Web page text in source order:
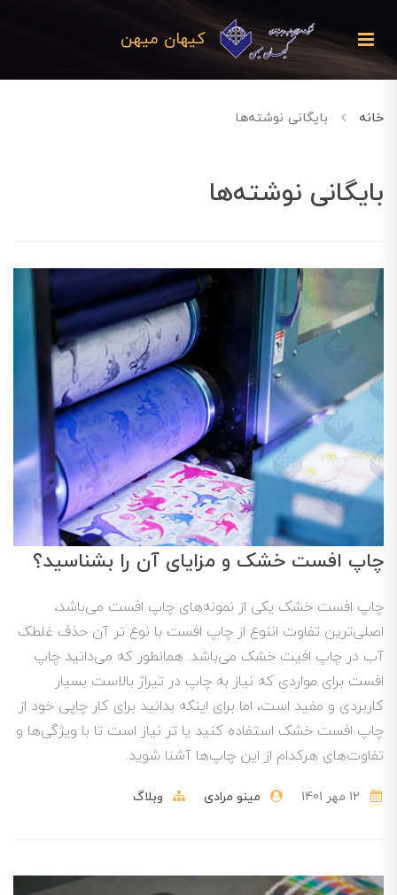
کیهان میهن
خانه بایگانی نوشته‌ها
بایگانی نوشته‌ها
چاپ افست خشک و مزایای آن را بشناسید؟
چاپ افست خشک یکی از نمونه‌های چاپ افست می‌باشد،
اصلی‌ترین تفاوت اننوع از چاپ افست با نوع تر آن حذف غلطک
آب در چاپ افیت خشک می‌باشد. همانطور که می‌دانید چاپ
افست برای مواردی که نیاز به چاپ در تیراژ بالاست بسیار
کاربردی و مفید است، اما برای اینکه بدانید برای کار چاپی خود از
چاپ افست خشک استفاده کنید یا تر نیاز است تا با ویژگی‌ها و
تفاوت‌های هرکدام از این چاپ‌ها آشنا شوید.
مینو مرادی وبلاگ